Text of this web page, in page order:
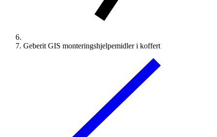
Geberit GIS monteringshjelpemidler i koffert